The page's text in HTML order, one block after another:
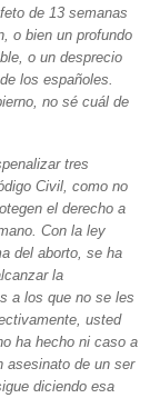
de 13 semanas
o bien un profundo
o un desprecio
los españoles.
no sé cuál de
tres
Civil, como no
el derecho a
Con la ley
del aborto, se ha
la
a los que no se les
usted
ha hecho ni caso a
asesinato de un ser
diciendo esa